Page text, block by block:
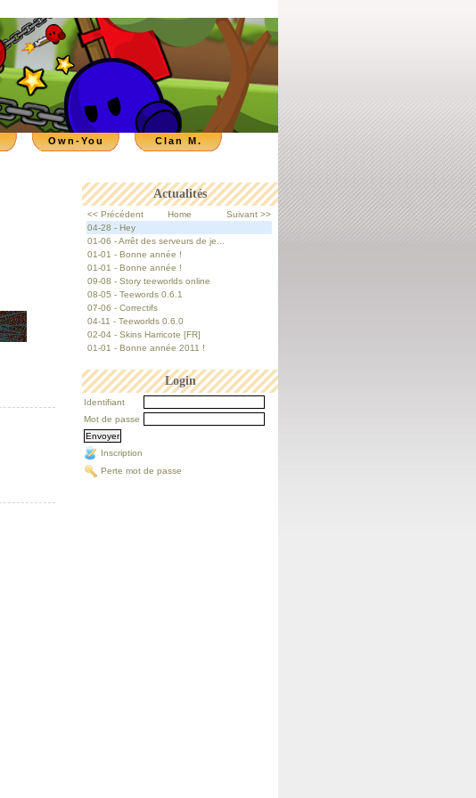
Clan M.
Own-You
Actualités
<< Précédent Home
Suivant >>
04-28 - Hey
01-06 - Arrêt des serveurs de je...
01-01 - Bonne année !
01-01 - Bonne année !
09-08 - Story teeworlds online
08-05 - Teewords 0.6.1
07-06 - Correctifs
04-11 - Teeworlds 0.6.0
02-04 - Skins Harricote [FR]
01-01 - Bonne année 2011 !
Login
Identifiant
Mot de passe
Inscription
Perte mot de passe